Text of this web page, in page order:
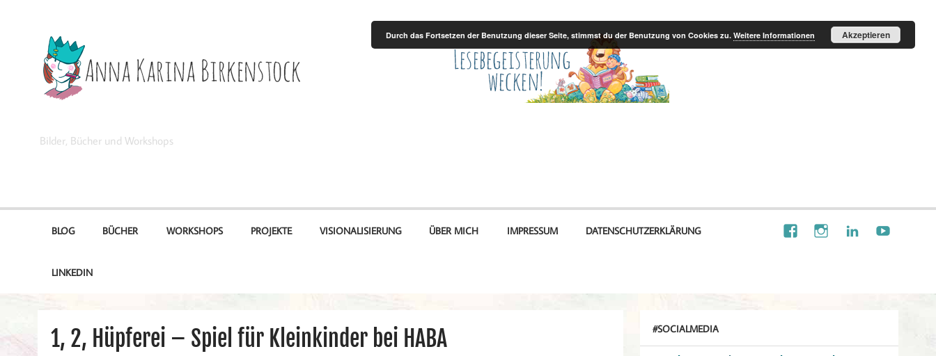
Bilder, Bücher und Workshops
BLOG BÜCHER WORKSHOPS PROJEKTE VISIONALISIERUNG ÜBER MICH IMPRESSUM DATENSCHUTZERKLÄRUNG
LINKEDIN
1, 2, Hüpferei – Spiel für Kleinkinder bei HABA #SOCIALMEDIA
Durch das Fortsetzen der Benutzung dieser Seite, stimmst du der Benutzung von Cookies zu. Weitere Informationen Akzeptieren